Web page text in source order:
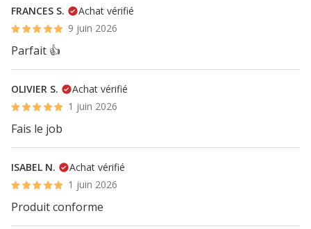
FRANCES S.
Achat vérifié
9 juin 2026
Parfait 👍
OLIVIER S.
Achat vérifié
1 juin 2026
Fais le job
ISABEL N.
Achat vérifié
1 juin 2026
Produit conforme